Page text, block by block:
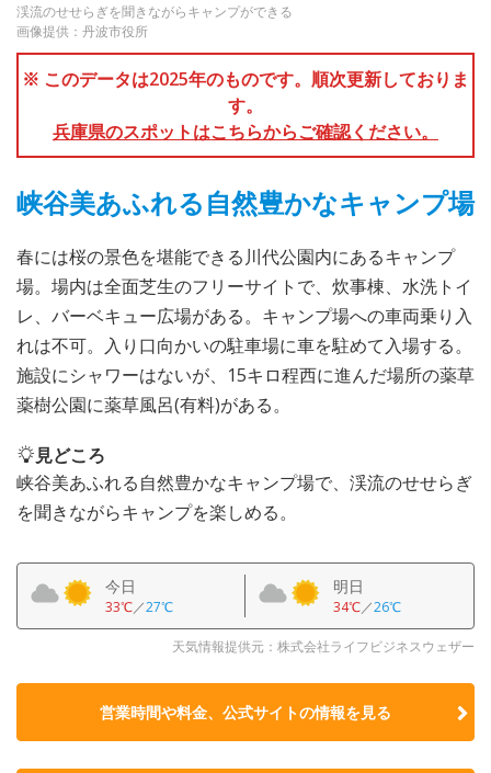
渓流のせせらぎを聞きながらキャンプができる
画像提供：丹波市役所
※ このデータは2025年のものです。順次更新しておりま
す。
兵庫県のスポットはこちらからご確認ください。
峡谷美あふれる自然豊かなキャンプ場
春には桜の景色を堪能できる川代公園内にあるキャンプ
場。場内は全面芝生のフリーサイトで、炊事棟、水洗トイ
レ、バーベキュー広場がある。キャンプ場への車両乗り入
れは不可。入り口向かいの駐車場に車を駐めて入場する。
施設にシャワーはないが、15キロ程西に進んだ場所の薬草
薬樹公園に薬草風呂(有料)がある。
見どころ
峡谷美あふれる自然豊かなキャンプ場で、渓流のせせらぎ
を聞きながらキャンプを楽しめる。
今日
33℃／27℃
明日
34℃／26℃
天気情報提供元：株式会社ライフビジネスウェザー
営業時間や料金、公式サイトの情報を見る